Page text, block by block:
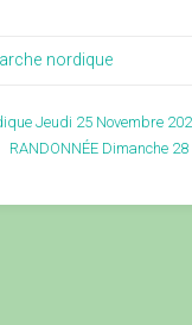
nordique
Jeudi 25 Novembre
RANDONNÉE Dimanche